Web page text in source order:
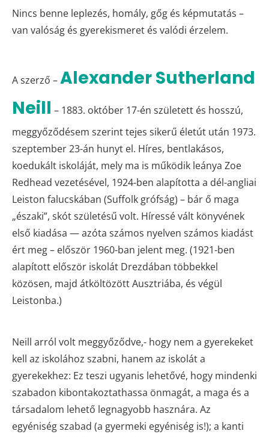
Nincs benne leplezés, homály, gőg és képmutatás –
van valóság és gyerekismeret és valódi érzelem.
A szerző –Alexander Sutherland
Neill – 1883. október 17-én született és hosszú,
meggyőződésem szerint tejes sikerű életút után 1973.
szeptember 23-án hunyt el. Híres, bentlakásos,
koedukált iskoláját, mely ma is működik leánya Zoe
Redhead vezetésével, 1924-ben alapította a dél-angliai
Leiston falucskában (Suffolk grófság) – bár ő maga
„északi”, skót születésű volt. Híressé vált könyvének
első kiadása — azóta számos nyelven számos kiadást
ért meg – először 1960-ban jelent meg. (1921-ben
alapított először iskolát Drezdában többekkel
közösen, majd átköltözött Ausztriába, és végül
Leistonba.)
Neill arról volt meggyőződve,- hogy nem a gyerekeket
kell az iskolához szabni, hanem az iskolát a
gyerekekhez: Ez teszi ugyanis lehetővé, hogy mindenki
szabadon kibontakoztathassa önmagát, a maga és a
társadalom lehető legnagyobb hasznára. Az
egyéniség szabad (a gyermeki egyéniség is!); a kanti